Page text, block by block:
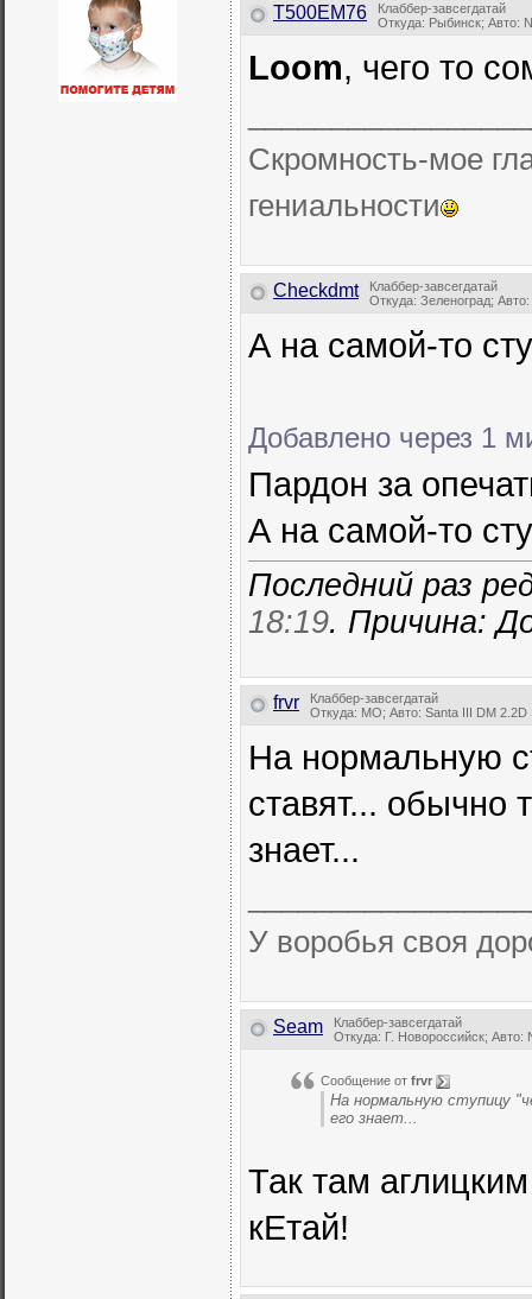
T500EM76
Клаббер-завсегдатай
Откуда: Рыбинск; Авто:
Loom, чего то
Скромность-мое
гениальности
Checkdmt
Клаббер-завсегдатай
Откуда: Зеленоград;
А на самой-то
Добавлено через 1
Пардон за
А на самой-то
Последний раз
18:19. Причина:
frvr
Клаббер-завсегдатай
Откуда: MO; Авто: Santa III DM 2.2D
На нормальную
ставят... обычно
знает...
У воробья своя
Seam
Клаббер-завсегдатай
Откуда: Г. Новороссийск; Авто:
Сообщение от frvr
На нормальную ступицу
его знает...
Так там
кЕтай!